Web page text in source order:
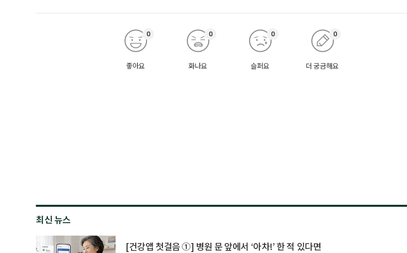
좋아요
0
화나요
0
슬퍼요
0
더 궁금해요
0
최신 뉴스
[건강앱 첫걸음 ①] 병원 문 앞에서 ‘아차!’ 한 적 있다면